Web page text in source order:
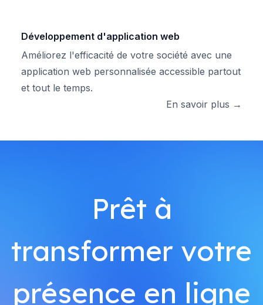
Développement d'application web
Améliorez l'efficacité de votre société avec une
application web personnalisée accessible partout
et tout le temps.
En savoir plus →
Prêt à
transformer votre
présence en ligne